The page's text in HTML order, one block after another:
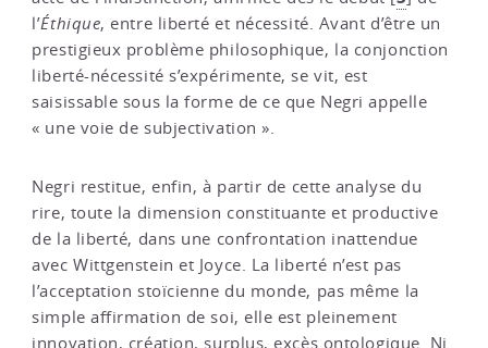
l’Éthique, entre liberté et nécessité. Avant d’être un
prestigieux problème philosophique, la conjonction
liberté-nécessité s’expérimente, se vit, est
saisissable sous la forme de ce que Negri appelle
« une voie de subjectivation ».
Negri restitue, enfin, à partir de cette analyse du
rire, toute la dimension constituante et productive
de la liberté, dans une confrontation inattendue
avec Wittgenstein et Joyce. La liberté n’est pas
l’acceptation stoïcienne du monde, pas même la
simple affirmation de soi, elle est pleinement
innovation, création, surplus, excès ontologique. Ni